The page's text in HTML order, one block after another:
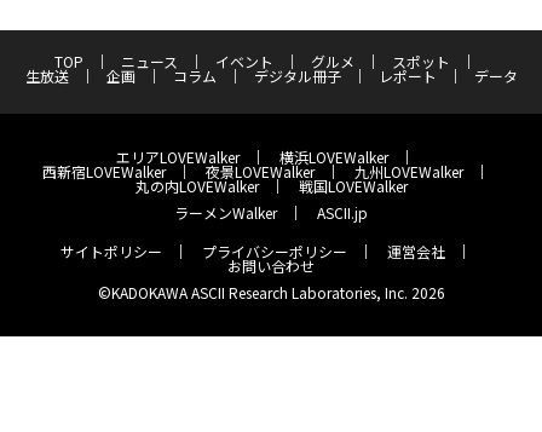
TOP ニュース イベント グルメ スポット
生放送 企画 コラム デジタル冊子 レポート データ
エリアLOVEWalker 横浜LOVEWalker
西新宿LOVEWalker 夜景LOVEWalker 九州LOVEWalker
丸の内LOVEWalker
戦国LOVEWalker
ラーメンWalker
ASCII.jp
サイトポリシー
プライバシーポリシー 運営会社
お問い合わせ
©KADOKAWA ASCII Research Laboratories, Inc. 2026